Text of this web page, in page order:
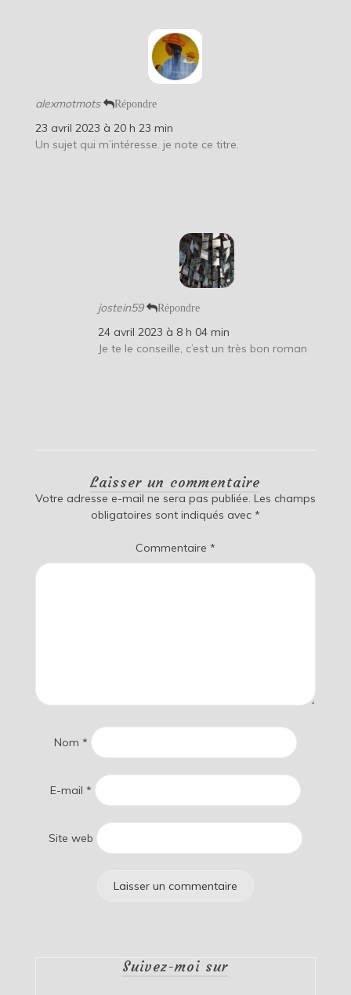
alexmotmots Répondre
23 avril 2023 à 20 h 23 min
Un sujet qui m’intéresse. je note ce titre.
jostein59 Répondre
24 avril 2023 à 8 h 04 min
Je te le conseille, c’est un très bon roman
Laisser un commentaire
Votre adresse e-mail ne sera pas publiée. Les champs
obligatoires sont indiqués avec *
Commentaire *
Nom *
E-mail *
Site web
Suivez-moi sur